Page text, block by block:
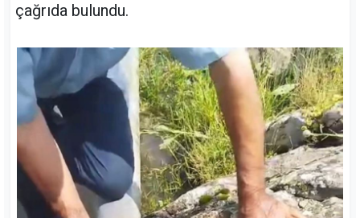
çağrıda bulundu.